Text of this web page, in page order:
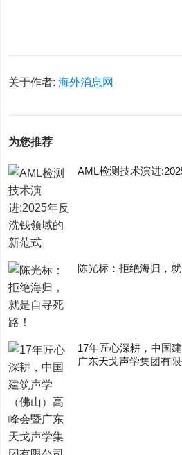
关于作者:海外消息网
为您推荐
AML检测技术演进
陈光标：拒绝海归，
17年匠心深耕，中国
广东天戈声学集团有